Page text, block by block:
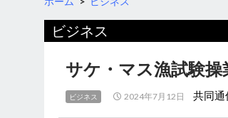
ビジネス
サケ・マス漁試験
ビジネス 2024年7月12日 共同通